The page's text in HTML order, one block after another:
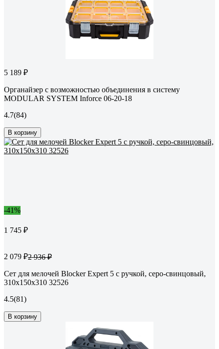
5 189 ₽
Органайзер с возможностью объединения в систему
MODULAR SYSTEM Inforce 06-20-18
4.7(84)
В корзину
-41%
1 745 ₽
2 079 ₽2 936 ₽
Сет для мелочей Blocker Expert 5 с ручкой, серо-свинцовый,
310х150х310 32526
4.5(81)
В корзину